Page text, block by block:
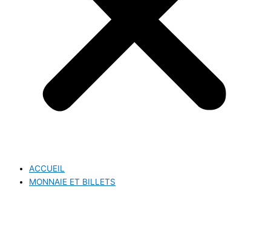
ACCUEIL
MONNAIE ET BILLETS